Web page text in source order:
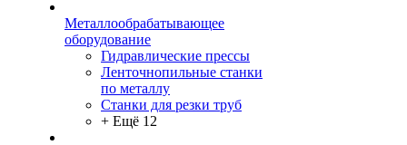
Металлообрабатывающее
оборудование
Гидравлические прессы
Ленточнопильные станки
по металлу
Станки для резки труб
+ Ещё 12